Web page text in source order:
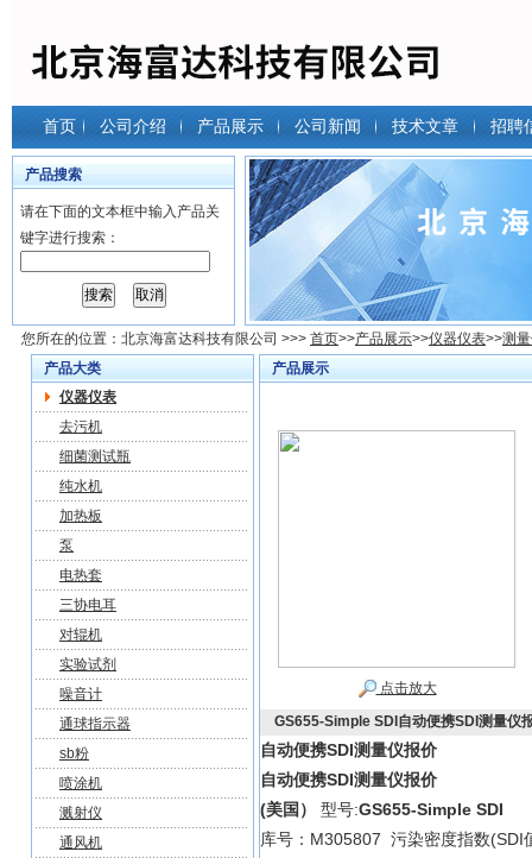
首页 公司介绍 产品展示 公司新闻 技术文章 招聘
产品搜索
请在下面的文本框中输入产品关
键字进行搜索：
您所在的位置： 北京海富达科技有限公司 >>> 首页>>产品展示>>仪器仪表>>测
产品大类
仪器仪表
去污机
细菌测试瓶
纯水机
加热板
泵
电热套
三协电耳
对辊机
实验试剂
噪音计
通球指示器
sb粉
喷涂机
溅射仪
通风机
产品展示
点击放大
GS655-Simple SDI自动便携SDI测量仪
自动便携SDI测量仪报价
自动便携SDI测量仪报价
(美国）
型号:GS655-Simple SDI
库号：M305807 污染密度指数(SDI